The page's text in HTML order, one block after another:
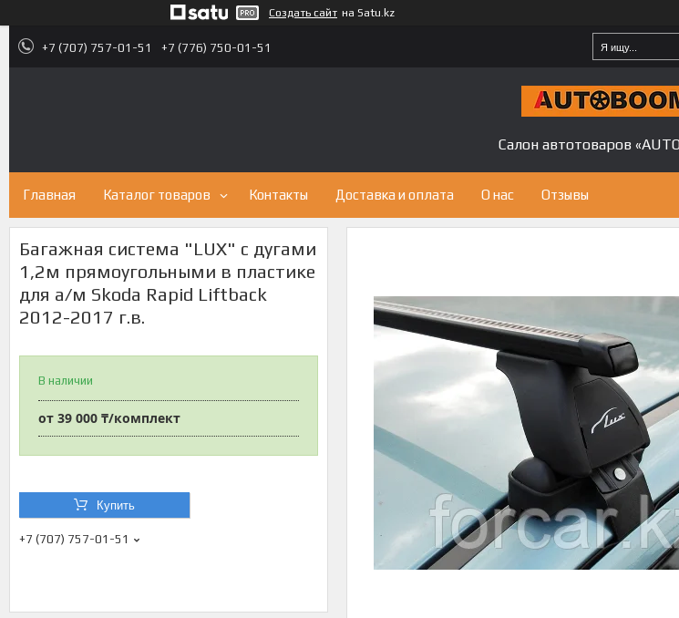
Создать сайт на Satu.kz
+7 (707) 757-01-51 +7 (776) 750-01-51
Салон автотоваров
Главная Каталог товаров Контакты Доставка и оплата О нас Отзывы
Багажная система "LUX" с дугами
1,2м прямоугольными в пластике
для а/м Skoda Rapid Liftback
2012-2017 г.в.
В наличии
от 39 000 ₸/комплект
Купить
+7 (707) 757-01-51